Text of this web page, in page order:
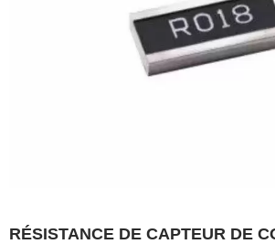
RÉSISTANCE DE CAPTEUR DE